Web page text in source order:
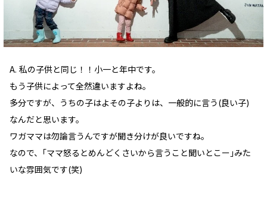
A. 私の子供と同じ！！小一と年中です。
もう子供によって全然違いますよね。
多分ですが、うちの子はよその子よりは、一般的に言う(良い子)
なんだと思います。
ワガママは勿論言うんですが聞き分けが良いですね。
なので、｢ママ怒るとめんどくさいから言うこと聞いとこー｣みた
いな雰囲気です(笑)